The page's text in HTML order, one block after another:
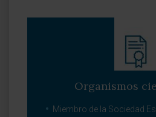
Organismos
Miembro de la Sociedad